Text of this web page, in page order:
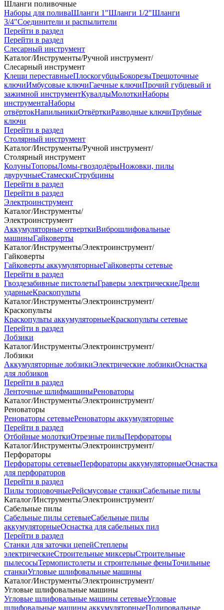
Шланги поливочные
Наборы для поливаШланги 1"Шланги 1/2"Шланги
3/4"Соединители и распылители
Перейти в раздел
Перейти в раздел
Слесарный инструмент
Каталог/Инструменты/Ручной инструмент/
Слесарный инструмент
Клещи переставныеПлоскогубцыБокорезыТрещоточные
ключиИмбусовые ключиГаечные ключиПрочий губцевый и
зажимной инструментКувалдыМолоткиНаборы
инструментаНаборы
отвёртокНапильникиОтвёрткиРазводные ключиТрубные
ключи
Перейти в раздел
Столярный инструмент
Каталог/Инструменты/Ручной инструмент/
Столярный инструмент
КолуныТопорыЛомы-гвоздодёрыНожовки, пилы
двуручныеСтамескиСтрубцины
Перейти в раздел
Перейти в раздел
Электроинструмент
Каталог/Инструменты/
Электроинструмент
Аккумуляторные отверткиВиброшлифовальные
машиныГайковерты
Каталог/Инструменты/Электроинструмент/
Гайковерты
Гайковерты аккумуляторныеГайковерты сетевые
Перейти в раздел
Гвоздезабивные пистолетыГраверы электрическиеДрели
ударныеКраскопульты
Каталог/Инструменты/Электроинструмент/
Краскопульты
Краскопульты аккумуляторныеКраскопульты сетевые
Перейти в раздел
Лобзики
Каталог/Инструменты/Электроинструмент/
Лобзики
Аккумуляторные лобзикиЭлектрические лобзикиОснастка
для лобзиков
Перейти в раздел
Ленточные шлифмашиныРеноваторы
Каталог/Инструменты/Электроинструмент/
Реноваторы
Реноваторы сетевыеРеноваторы аккумуляторные
Перейти в раздел
Отбойные молоткиОтрезные пилыПерфораторы
Каталог/Инструменты/Электроинструмент/
Перфораторы
Перфораторы сетевыеПерфораторы аккумуляторныеОснастка
для перфораторов
Перейти в раздел
Пилы торцовочныеРейсмусовые станкиСабельные пилы
Каталог/Инструменты/Электроинструмент/
Сабельные пилы
Сабельные пилы сетевыеСабельные пилы
аккумуляторныеОснастка для сабельных пил
Перейти в раздел
Станки для заточки цепейСтеплеры
электрическиеСтроительные миксерыСтроительные
пылесосыТермопистолеты и строительные феныТочильные
станкиУгловые шлифовальные машины
Каталог/Инструменты/Электроинструмент/
Угловые шлифовальные машины
Угловые шлифовальные машины сетевыеУгловые
шлифовальные машины аккумуляторныеПолировальные